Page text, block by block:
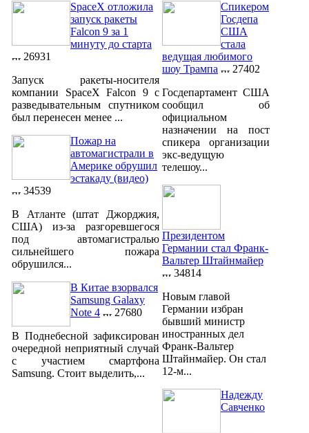
SpaceX отложила
запуск ракеты
Falcon 9 за 1
минуту до старта
26931
Запуск ракеты-носителя
компании SpaceX Falcon 9 с
разведывательным спутником
был перенесен менее ...
Пожар на
автомагистрали в
Америке обрушил
эстакаду (видео)
34539
В Атланте (штат Джорджия,
США) из-за разгоревшегося
под автомагистралью
сильнейшего пожара
обрушился...
В Китае взорвался
Samsung Galaxy
Note 4
27680
В Поднебесной зафиксирован
очередной неприятный случай
с участием смартфона
Samsung. Стоит выделить,...
Спикером
Госдепа
США
стала
ведущая любимого
шоу Трампа
27402
Госдепартамент США
сообщил об
официальном
назначении на пост
спикера организации
экс-ведущую
телешоу...
Президентом
Германии стал Франк-
Вальтер Штайнмайер
34814
Новым главой
Германии избран
бывший министр
иностранных дел
Франк-Вальтер
Штайнмайер. Он стал
12-м...
Надежду
Савченко